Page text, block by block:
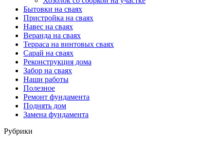
Бытовки на сваях
Пристройка на сваях
Навес на сваях
Веранда на сваях
Терраса на винтовых сваях
Cарай на сваях
Реконструкция дома
Забор на сваях
Наши работы
Полезное
Ремонт фундамента
Поднять дом
Замена фундамента
Рубрики